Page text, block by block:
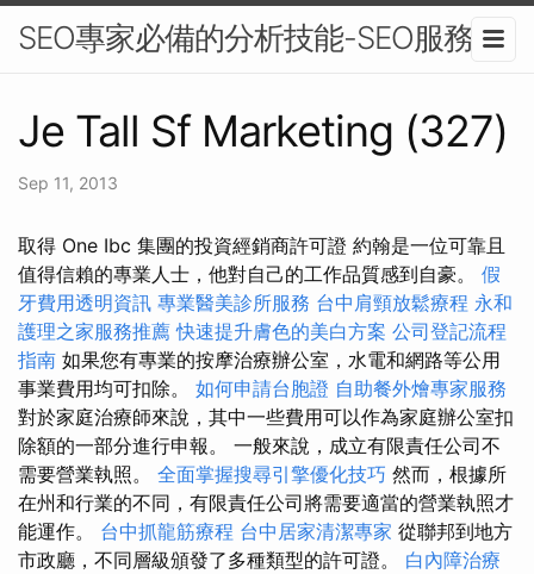
SEO專家必備的分析技能-SEO服務
Je Tall Sf Marketing (327)
Sep 11, 2013
取得 One Ibc 集團的投資經銷商許可證 約翰是一位可靠且
值得信賴的專業人士，他對自己的工作品質感到自豪。 假
牙費用透明資訊 專業醫美診所服務 台中肩頸放鬆療程 永和
護理之家服務推薦 快速提升膚色的美白方案 公司登記流程
指南 如果您有專業的按摩治療辦公室，水電和網路等公用
事業費用均可扣除。 如何申請台胞證 自助餐外燴專家服務
對於家庭治療師來說，其中一些費用可以作為家庭辦公室扣
除額的一部分進行申報。 一般來說，成立有限責任公司不
需要營業執照。 全面掌握搜尋引擎優化技巧 然而，根據所
在州和行業的不同，有限責任公司將需要適當的營業執照才
能運作。 台中抓龍筋療程 台中居家清潔專家 從聯邦到地方
市政廳，不同層級頒發了多種類型的許可證。 白內障治療